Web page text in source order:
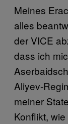
Meines
alles
der VICE
dass ich
Aliyev-
meiner
Konflikt,